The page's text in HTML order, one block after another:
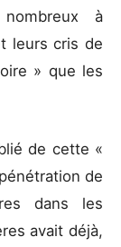
à
leurs cris de
» que les
de cette «
de
dans les
avait déjà,